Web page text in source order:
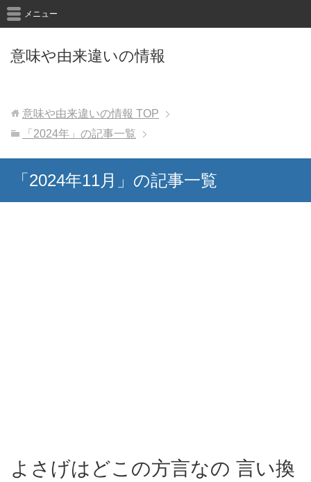
意味や由来違いの情報
メニュー
意味や由来違いの情報 TOP
「2024年」の記事一覧
「2024年11月」の記事一覧
よさげはどこの方言なの 言い換